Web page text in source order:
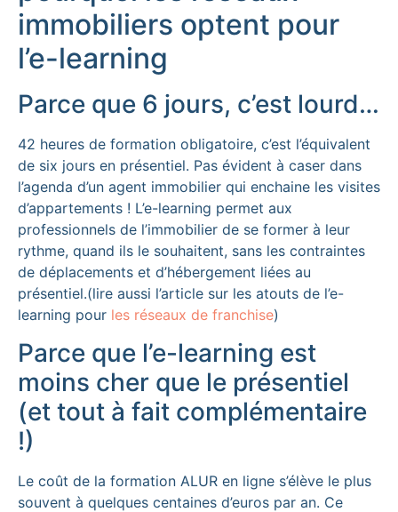
immobiliers optent pour
l’e-learning
Parce que 6 jours, c’est lourd…
42 heures de formation obligatoire, c’est l’équivalent
de six jours en présentiel. Pas évident à caser dans
l’agenda d’un agent immobilier qui enchaine les visites
d’appartements ! L’e-learning permet aux
professionnels de l’immobilier de se former à leur
rythme, quand ils le souhaitent, sans les contraintes
de déplacements et d’hébergement liées au
présentiel.(lire aussi l’article sur les atouts de l’e-
learning pour les réseaux de franchise)
Parce que l’e-learning est
moins cher que le présentiel
(et tout à fait complémentaire
!)
Le coût de la formation ALUR en ligne s’élève le plus
souvent à quelques centaines d’euros par an. Ce